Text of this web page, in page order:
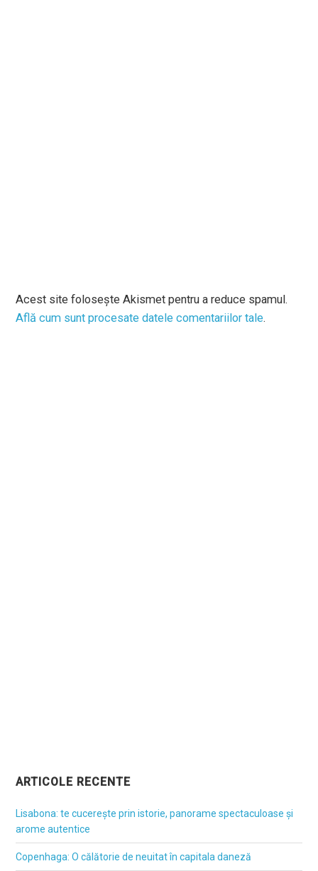
Acest site folosește Akismet pentru a reduce spamul.
Află cum sunt procesate datele comentariilor tale.
ARTICOLE RECENTE
Lisabona: te cucerește prin istorie, panorame spectaculoase și
arome autentice
Copenhaga: O călătorie de neuitat în capitala daneză